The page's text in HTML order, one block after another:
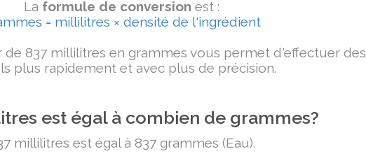
La formule de conversion est :
= millilitres × densité de l'ingrédient
837 millilitres en grammes vous permet d'effectuer des
plus rapidement et avec plus de précision.
est égal à combien de grammes?
millilitres est égal à 837 grammes (Eau).